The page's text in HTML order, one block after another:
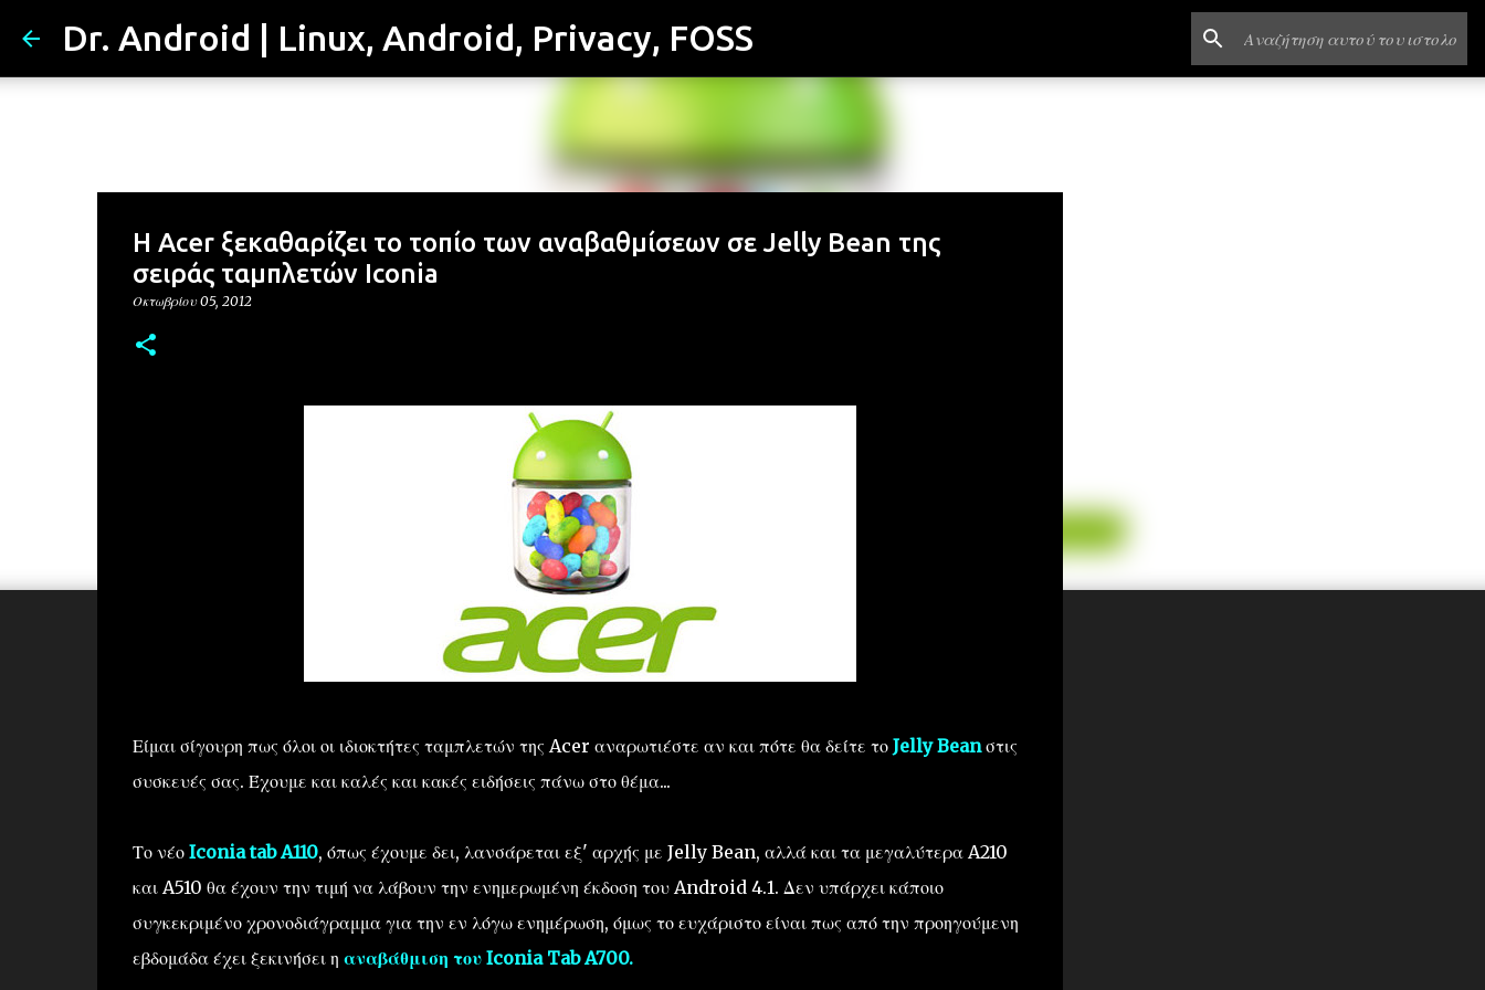
Μετάβαση στο κύριο περιεχόμενο
Dr. Android | Linux, Android, Privacy, FOSS
Η Acer ξεκαθαρίζει το τοπίο των αναβαθμίσεων σε Jelly Bean της
σειράς ταμπλετών Iconia
Οκτωβρίου 05, 2012
Είμαι σίγουρη πως όλοι οι ιδιοκτήτες ταμπλετών της Acer αναρωτιέστε αν και πότε θα δείτε το Jelly Beanστις
συσκευές σας. Έχουμε και καλές και κακές ειδήσεις πάνω στο θέμα...
Το νέο Iconia tab A110, όπως έχουμε δει, λανσάρεται εξ' αρχής με Jelly Bean, αλλά και τα μεγαλύτερα A210
και A510 θα έχουν την τιμή να λάβουν την ενημερωμένη έκδοση του Android 4.1. Δεν υπάρχει κάποιο
συγκεκριμένο χρονοδιάγραμμα για την εν λόγω ενημέρωση, όμως το ευχάριστο είναι πως από την προηγούμενη
εβδομάδα έχει ξεκινήσει η αναβάθμιση του Iconia TabA700.